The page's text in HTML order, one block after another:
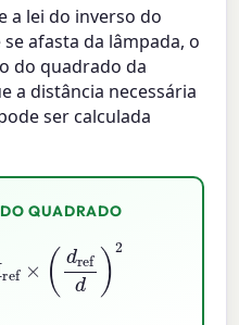
a lei do inverso do
afasta da lâmpada, o
do quadrado da
a distância necessária
ser calculada
QUADRADO
ref 2